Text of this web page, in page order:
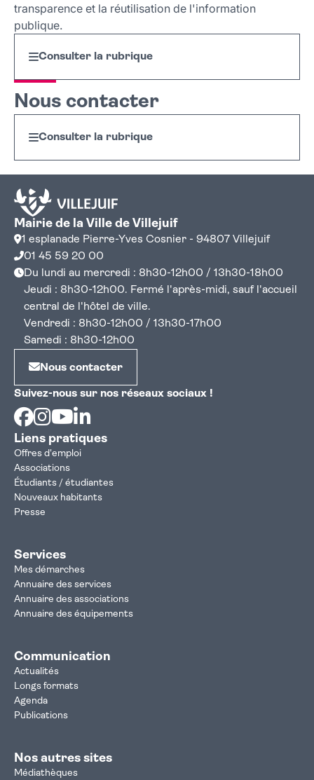
transparence et la réutilisation de l'information
publique.
Consulter la rubrique
Nous contacter
Consulter la rubrique
Mairie de la Ville de Villejuif
1 esplanade Pierre-Yves Cosnier - 94807 Villejuif
01 45 59 20 00
Du lundi au mercredi : 8h30-12h00 / 13h30-18h00
Jeudi : 8h30-12h00. Fermé l'après-midi, sauf l'accueil
central de l'hôtel de ville.
Vendredi : 8h30-12h00 / 13h30-17h00
Samedi : 8h30-12h00
Nous contacter
Suivez-nous sur nos réseaux sociaux !
Facebook
Instagram
Youtube
Liens pratiques
Offres d'emploi
Associations
Étudiants / étudiantes
Nouveaux habitants
Presse
Services
Mes démarches
Annuaire des services
Annuaire des associations
Annuaire des équipements
Communication
Actualités
Longs formats
Agenda
Publications
Nos autres sites
Médiathèques